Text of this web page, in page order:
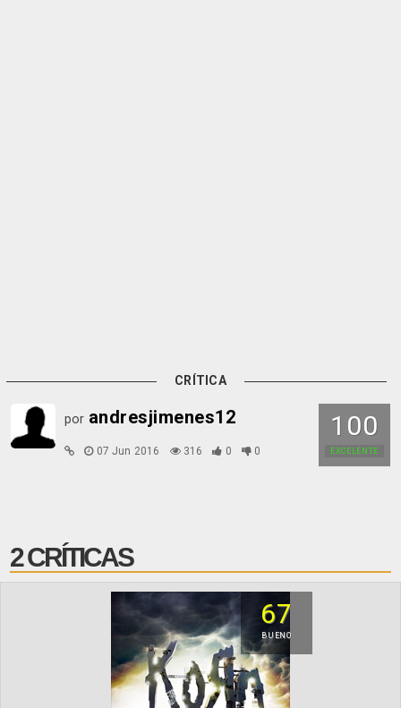
CRÍTICA
100
EXCELENTE
por andresjimenes12
07 Jun 2016 316 0 0
2 CRÍTICAS
67
BUENO